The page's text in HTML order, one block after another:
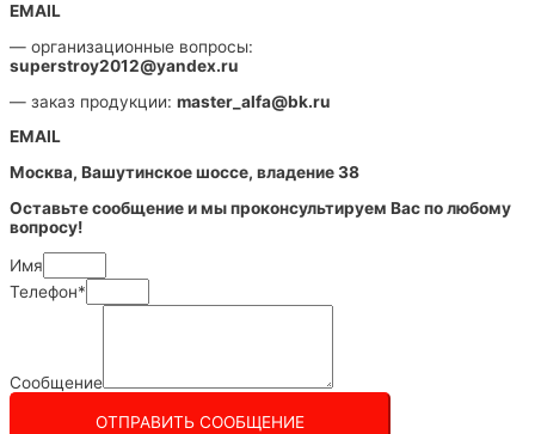
EMAIL
— организационные вопросы:
superstroy2012@yandex.ru
— заказ продукции: master_alfa@bk.ru
EMAIL
Москва, Вашутинское шоссе, владение 38
Оставьте сообщение и мы проконсультируем Вас по любому
вопросу!
Имя
Телефон*
Сообщение
ОТПРАВИТЬ СООБЩЕНИЕ